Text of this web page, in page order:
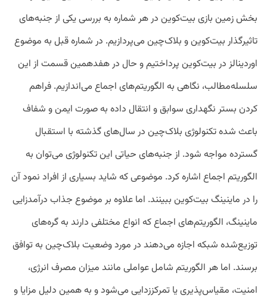
بخش زمین بازی بیت‌کوین در هر شماره به بررسی یکی از جنبه‌های
تاثیرگذار بیت‌کوین و بلاک‌چین می‌پردازیم. در شماره قبل به موضوع
اوردینالز در بیت‌کوین پرداختیم و حال در هفدهمین قسمت از این
سلسله‌مطالب، نگاهی به الگوریتم‌های اجماع می‌اندازیم. فراهم
کردن بستر نگهداری سوابق و انتقال داده به صورت ایمن و شفاف
باعث شده تکنولوژی بلاک‌چین در سال‌های گذشته با استقبال
گسترده مواجه شود. از جنبه‌های حیاتی این تکنولوژی می‌توان به
الگوریتم اجماع اشاره کرد. موضوعی که شاید بسیاری از افراد نمود آن
را در ماینینگ بیت‌کوین ببینند. اما علاوه‌ بر موضوع جذاب درآمدزایی
ماینینگ، الگوریتم‌های اجماع که انواع مختلفی دارند به گره‌های
توزیع‌شده شبکه اجازه می‌دهند در مورد وضعیت بلاک‌چین به توافق
برسند. اما هر الگوریتم شامل عواملی مانند میزان مصرف انرژی،
امنیت، مقیاس‌پذیری یا تمرکززدایی می‌شود و به همین دلیل مزایا و